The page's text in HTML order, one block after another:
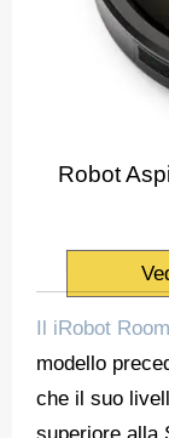
Robot
Il iRobot
modello
che il suo
superiore alla